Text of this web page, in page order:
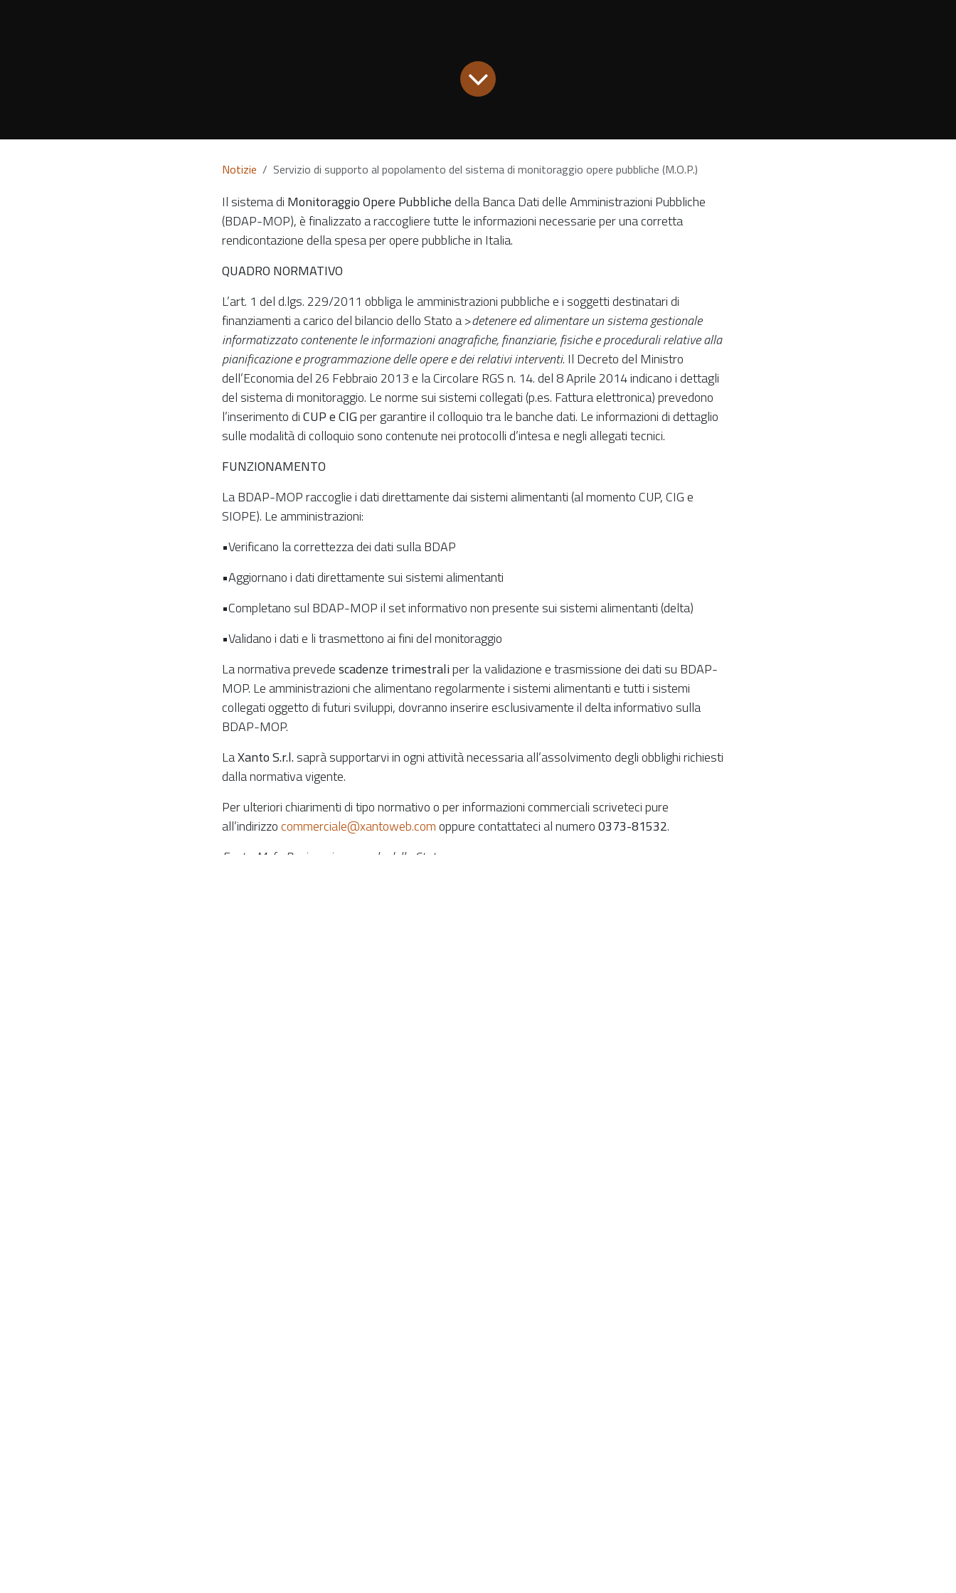
Notizie Servizio di supporto al popolamento del sistema di monitoraggio opere pubbliche (M.O.P.)
Il sistema di Monitoraggio Opere Pubblichedella Banca Dati delle Amministrazioni Pubbliche
(BDAP-MOP), è finalizzato a raccogliere tutte le informazioni necessarie per una corretta
rendicontazione della spesa per opere pubbliche in Italia.
QUADRO NORMATIVO
L’art. 1 del d.lgs. 229/2011 obbliga le amministrazioni pubbliche e i soggetti destinatari di
finanziamenti a carico del bilancio dello Stato a >detenere ed alimentare un sistema gestionale
informatizzato contenente le informazioni anagrafiche, finanziarie, fisiche e procedurali relative alla
pianificazione e programmazione delle opere e dei relativi interventi. Il Decreto del Ministro
dell’Economia del 26 Febbraio 2013 e la Circolare RGS n. 14. del 8 Aprile 2014 indicano i dettagli
del sistema di monitoraggio. Le norme sui sistemi collegati (p.es. Fattura elettronica) prevedono
l’inserimento diCUP e CIGper garantire il colloquio tra le banche dati. Le informazioni di dettaglio
sulle modalità di colloquio sono contenute nei protocolli d’intesa e negli allegati tecnici.
FUNZIONAMENTO
La BDAP-MOP raccoglie i dati direttamente dai sistemi alimentanti (al momento CUP, CIG e
SIOPE). Le amministrazioni:
•Verificano la correttezza dei dati sulla BDAP
•Aggiornano i dati direttamente sui sistemi alimentanti
•Completano sul BDAP-MOP il set informativo non presente sui sistemi alimentanti (delta)
•Validano i dati e li trasmettono ai fini del monitoraggio
La normativa prevedescadenze trimestraliper la validazione e trasmissione dei dati su BDAP-
MOP. Le amministrazioni che alimentano regolarmente i sistemi alimentanti e tutti i sistemi
collegati oggetto di futuri sviluppi, dovranno inserire esclusivamente il delta informativo sulla
BDAP-MOP.
LaXanto S.r.l.saprà supportarvi in ogni attività necessaria all’assolvimento degli obblighi richiesti
dalla normativa vigente.
Per ulteriori chiarimenti di tipo normativo o per informazioni commerciali scriveteci pure
all’indirizzocommerciale@xantoweb.comoppure contattateci al numero0373-81532.
Fonte: Mef - Ragioneria generale dello Stato